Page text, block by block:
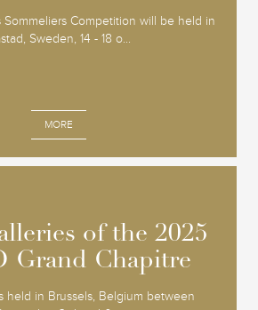
Competition will be held in
Sweden, 14 - 18 o...
MORE
of the 2025
Grand Chapitre
held in Brussels, Belgium between
of the 2025
Grand Chapitre